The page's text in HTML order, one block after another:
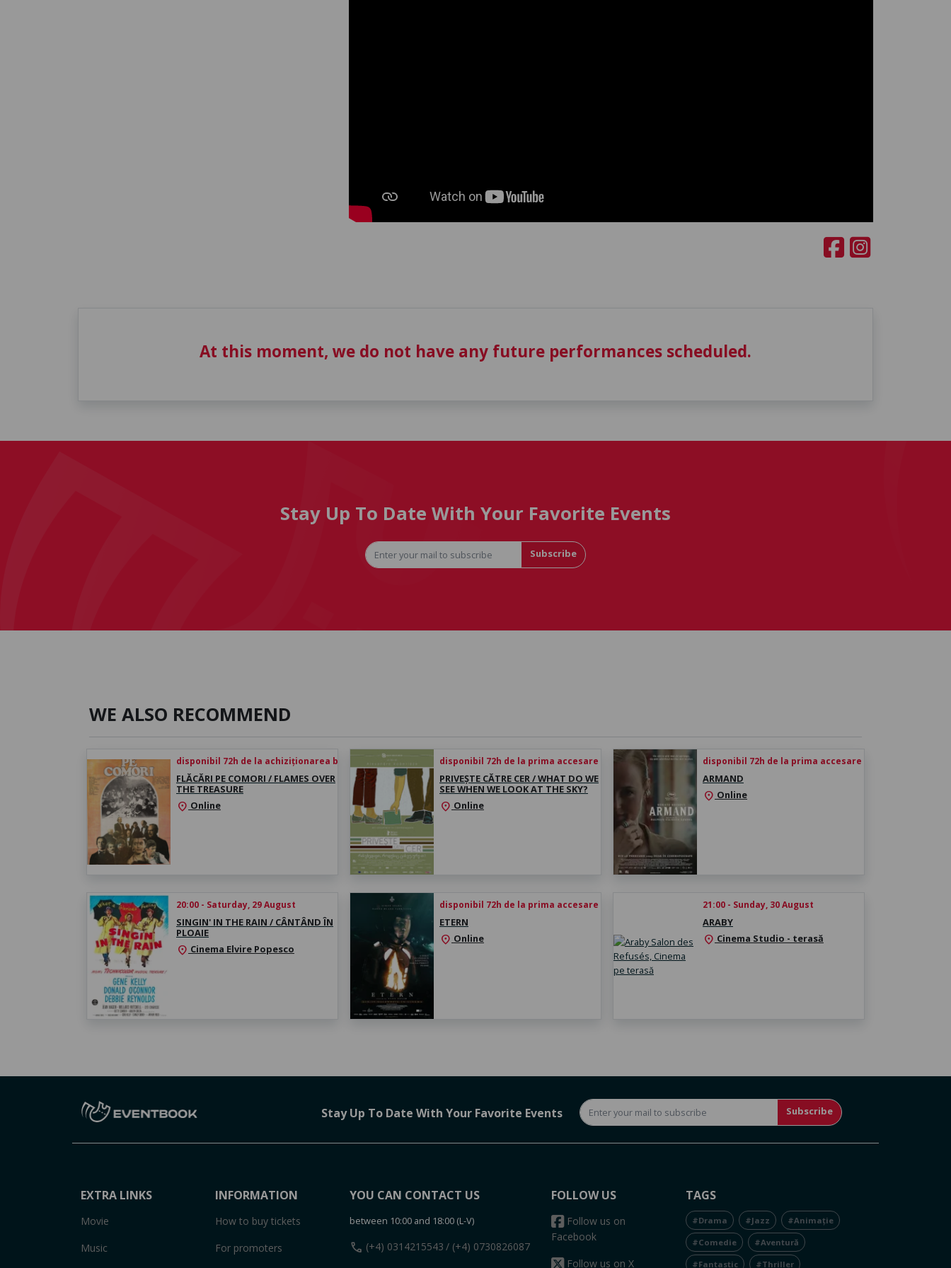
At this moment, we do not have any future performances scheduled.
Stay Up To Date With Your Favorite Events
Subscribe
WE ALSO RECOMMEND
disponibil 72h de la achiziționarea biletului
FLĂCĂRI PE COMORI / FLAMES OVER
THE TREASURE
location_on Online
disponibil 72h de la prima accesare
PRIVEȘTE CĂTRE CER / WHAT DO WE
SEE WHEN WE LOOK AT THE SKY?
location_on Online
disponibil 72h de la prima accesare
ARMAND
location_on Online
20:00 - Saturday, 29 August
SINGIN' IN THE RAIN / CÂNTÂND ÎN
PLOAIE
location_on Cinema Elvire Popesco
disponibil 72h de la prima accesare
ETERN
location_on Online
21:00 - Sunday, 30 August
ARABY
location_on Cinema Studio - terasă
Stay Up To Date With Your Favorite Events Subscribe
EXTRA LINKS
Movie
Music
INFORMATION
How to buy tickets
For promoters
YOU CAN CONTACT US
between 10:00 and 18:00 (L-V)
call (+4) 0314215543 / (+4) 0730826087
FOLLOW US
Follow us on
Facebook
Follow us on X
TAGS
#Drama #Jazz #Animație
#Comedie #Aventură
#Fantastic #Thriller